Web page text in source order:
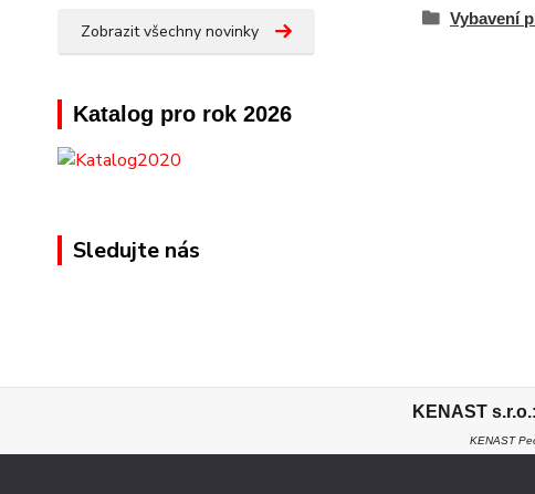
Zobrazit všechny novinky
Katalog pro rok 2026
Sledujte nás
Vybavení
KENAST s.r.o.:
KENAST